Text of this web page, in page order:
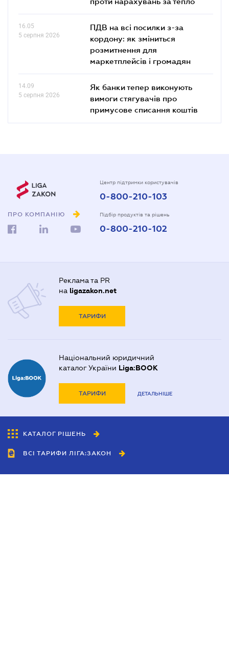
16.05
5 серпня 2026
ПДВ на всі посилки з-за
кордону: як зміниться
розмитнення для
маркетплейсів і громадян
14.09
5 серпня 2026
Як банки тепер виконують
вимоги стягувачів про
примусове списання коштів
ПРО КОМПАНІЮ
Центр підтримки користувачів
0-800-210-103
Підбір продуктів та рішень
0-800-210-102
Реклама та PR
на ligazakon.net
ТАРИФИ
Національний юридичний
каталог України Liga:BOOK
ТАРИФИ ДЕТАЛЬНІШЕ
КАТАЛОГ РІШЕНЬ
ВСІ ТАРИФИ ЛІГА:ЗАКОН